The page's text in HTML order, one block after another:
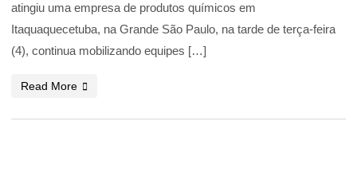
atingiu uma empresa de produtos químicos em
Itaquaquecetuba, na Grande São Paulo, na tarde de terça-feira
(4), continua mobilizando equipes […]
Read More